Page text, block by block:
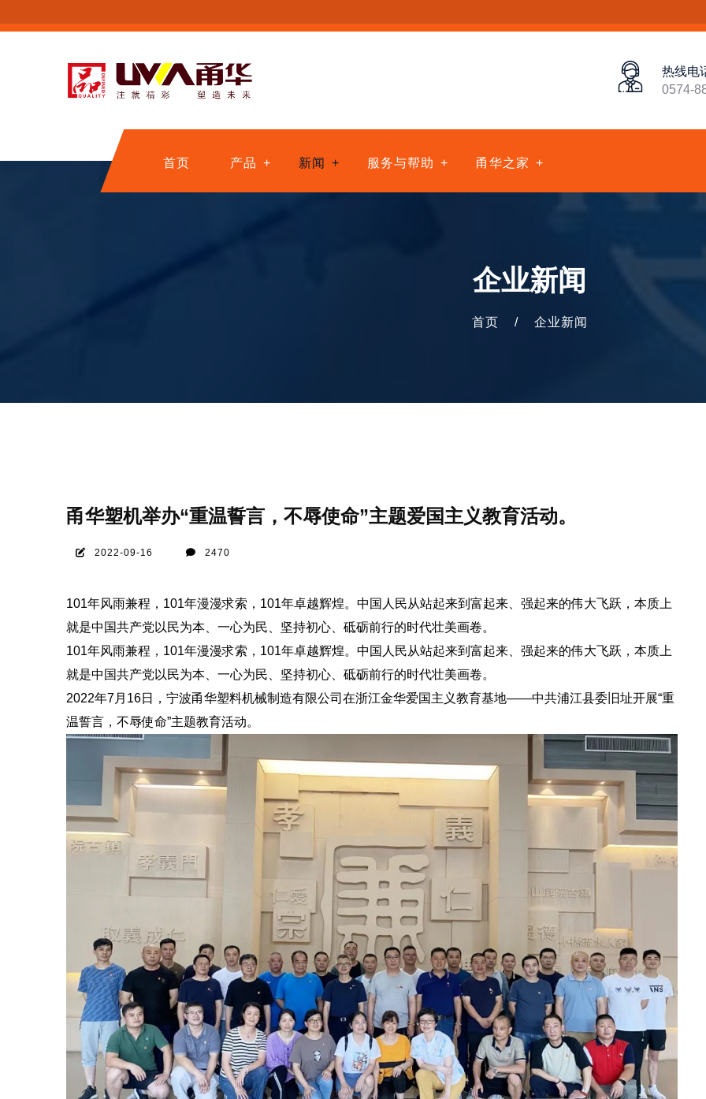
热线电
0574-
首页 产品 新闻 服务与帮助 甬华之家
企业新闻
首页 / 企业新闻
甬华塑机举办“重温誓言，不辱使命”主题爱国主义教育活动。
2022-09-16 2470
101年风雨兼程，101年漫漫求索，101年卓越辉煌。中国人民从站起来到富起来、强起来的伟大飞跃，本质上
就是中国共产党以民为本、一心为民、坚持初心、砥砺前行的时代壮美画卷。
101年风雨兼程，101年漫漫求索，101年卓越辉煌。中国人民从站起来到富起来、强起来的伟大飞跃，本质上
就是中国共产党以民为本、一心为民、坚持初心、砥砺前行的时代壮美画卷。
2022年7月16日，宁波甬华塑料机械制造有限公司在浙江金华爱国主义教育基地——中共浦江县委旧址开展“重
温誓言，不辱使命”主题教育活动。